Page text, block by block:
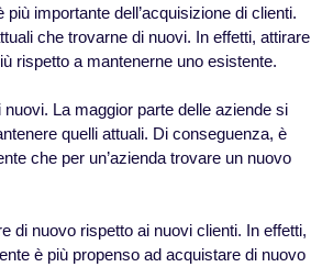
importante dell’acquisizione di clienti.
che trovarne di nuovi. In effetti, attirare
rispetto a mantenerne uno esistente.
La maggior parte delle aziende si
quelli attuali. Di conseguenza, è
che per un’azienda trovare un nuovo
di nuovo rispetto ai nuovi clienti. In effetti,
è più propenso ad acquistare di nuovo